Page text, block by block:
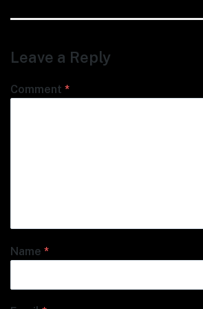
Leave a Reply
Comment *
Name *